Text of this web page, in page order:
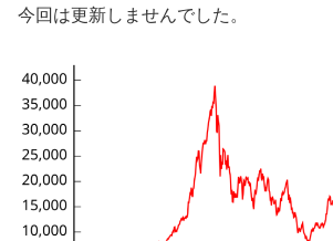
今回は更新しませんでした。